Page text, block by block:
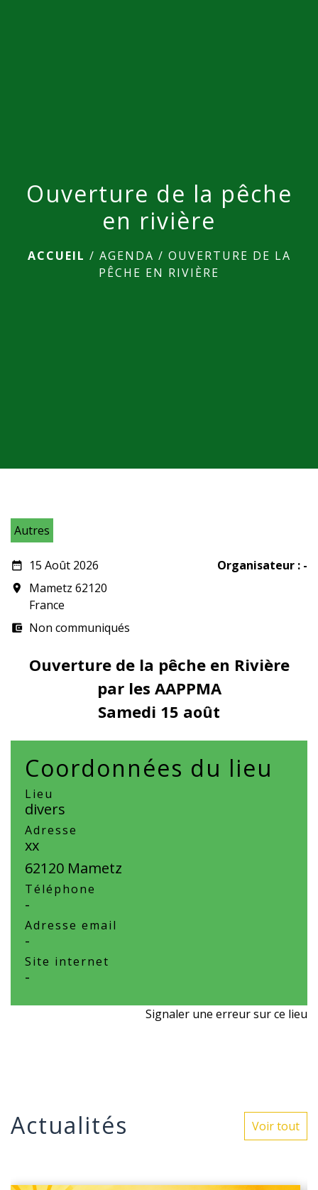
Ouverture de la pêche
en rivière
ACCUEIL / AGENDA / OUVERTURE DE LA
PÊCHE EN RIVIÈRE
Autres
date_range 15 Août 2026
room
Mametz 62120
France
account_balance_wallet Non communiqués
Organisateur : -
Ouverture de la pêche en Rivière
par les AAPPMA
Samedi 15 août
Coordonnées du lieu
Lieu
divers
Adresse
xx
62120 Mametz
Téléphone
-
Adresse email
-
Site internet
-
Signaler une erreur sur ce lieu
Actualités Voir tout